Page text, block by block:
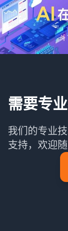
需要专
我们的专业
支持，欢迎